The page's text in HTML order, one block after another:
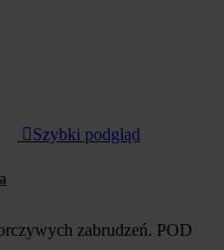
 Szybki podgląd
zabrudzeń. POD